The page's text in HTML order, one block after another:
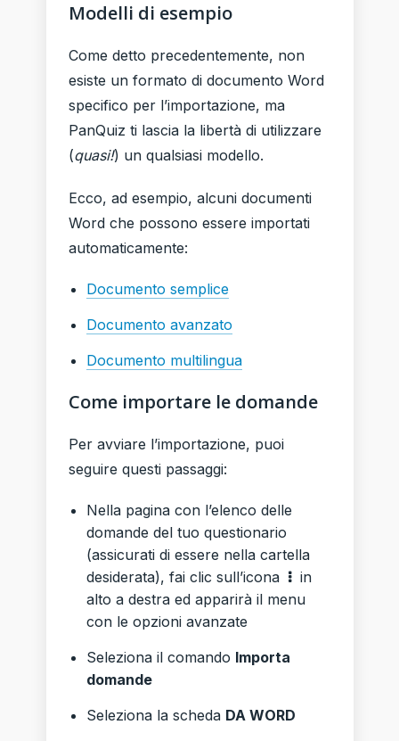
Modelli di esempio
Come detto precedentemente, non
esiste un formato di documento Word
specifico per l’importazione, ma
PanQuiz ti lascia la libertà di utilizzare
(quasi!) un qualsiasi modello.
Ecco, ad esempio, alcuni documenti
Word che possono essere importati
automaticamente:
Documento semplice
Documento avanzato
Documento multilingua
Come importare le domande
Per avviare l’importazione, puoi
seguire questi passaggi:
Nella pagina con l’elenco delle
domande del tuo questionario
(assicurati di essere nella cartella
desiderata), fai clic sull’icona
in
alto a destra ed apparirà il menu
con le opzioni avanzate
Seleziona il comando Importa
domande
Seleziona la scheda DA WORD